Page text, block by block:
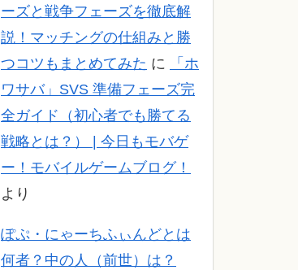
ーズと戦争フェーズを徹底解
説！マッチングの仕組みと勝
つコツもまとめてみた に
「ホ
ワサバ」SVS 準備フェーズ完
全ガイド（初心者でも勝てる
戦略とは？） | 今日もモバゲ
ー！モバイルゲームブログ！
より
ぽぷ・にゃーちふぃんどとは
何者？中の人（前世）は？